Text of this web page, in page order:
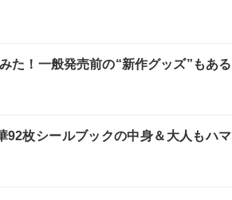
た！一般発売前の“新作グッズ”もある
92枚シールブックの中身＆大人もハマ